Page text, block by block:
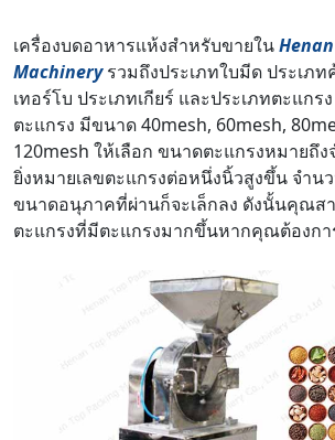
เครื่องบดอาหารแห้งสำหรับขายใน
Machineryรวมถึงประเภทใบมีด ประเภ
เทอร์โบ ประเภทเกียร์ และประเภทตะแกร
ตะแกรง มีขนาด 40mesh, 60mesh,
120mesh ให้เลือก ขนาดตะแกรงหมายถึ
ยิ่งหมายเลขตะแกรงต่อหนึ่งนิ้วสูงขึ้น จำน
ขนาดอนุภาคที่ผ่านก็จะเล็กลง ดังนั้นคุณส
ตะแกรงที่มีตะแกรงมากขึ้นหากคุณต้องกา